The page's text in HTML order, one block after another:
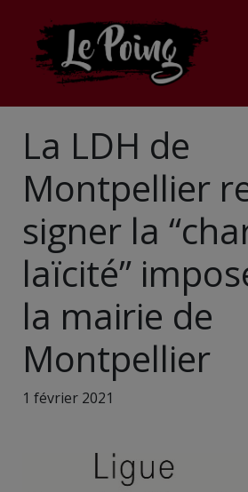
La LDH de
Montpellier
signer la
laïcité”
la mairie de
Montpellier
1 février 2021